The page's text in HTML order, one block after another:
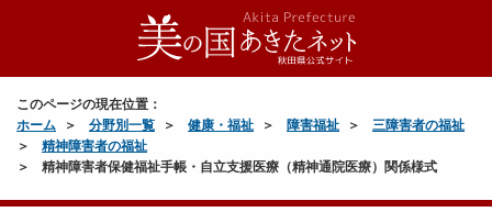
このページの現在位置：
ホーム
分野別一覧 健康・福祉 障害福祉
三障害者の福祉
精神障害者の福祉
精神障害者保健福祉手帳・自立支援医療（精神通院医療）関係様式